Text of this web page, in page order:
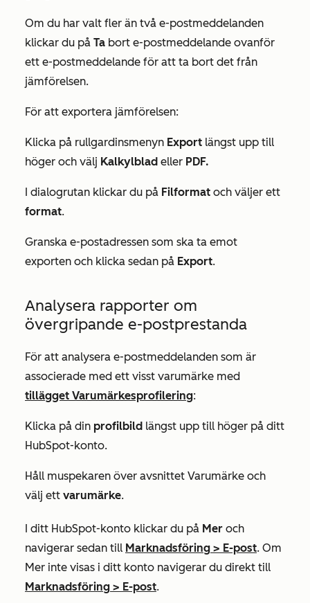
Om du har valt fler än två e-postmeddelanden
klickar du på Ta bort e-postmeddelande ovanför
ett e-postmeddelande för att ta bort det från
jämförelsen.
För att exportera jämförelsen:
Klicka på rullgardinsmenyn Export längst upp till
höger och välj Kalkylblad eller PDF.
I dialogrutan klickar du på Filformat och väljer ett
format.
Granska e-postadressen som ska ta emot
exporten och klicka sedan på Export.
Analysera rapporter om
övergripande e-postprestanda
För att analysera e-postmeddelanden som är
associerade med ett visst varumärke med
tillägget Varumärkesprofilering:
Klicka på din profilbild längst upp till höger på ditt
HubSpot-konto.
Håll muspekaren över avsnittet Varumärke och
välj ett varumärke.
I ditt HubSpot-konto klickar du på Mer och
navigerar sedan till Marknadsföring > E-post. Om
Mer inte visas i ditt konto navigerar du direkt till
Marknadsföring > E-post.